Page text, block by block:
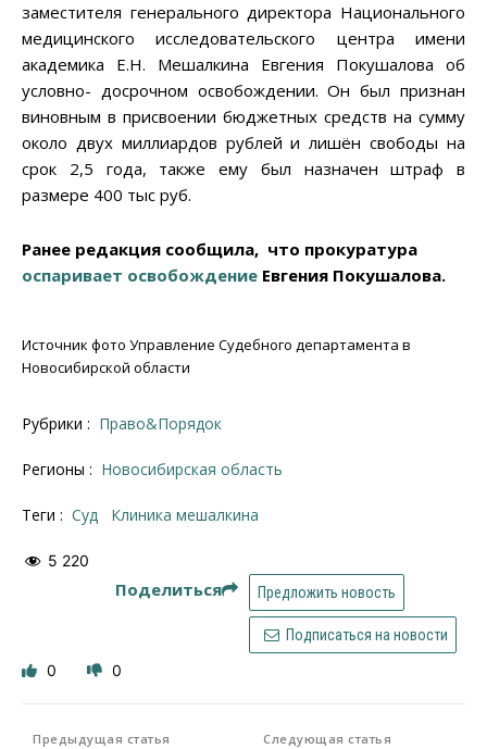
заместителя генерального директора Национального
медицинского исследовательского центра имени
академика Е.Н. Мешалкина Евгения Покушалова об
условно- досрочном освобождении. Он был признан
виновным в присвоении бюджетных средств на сумму
около двух миллиардов рублей и лишён свободы на
срок 2,5 года, также ему был назначен штраф в
размере 400 тыс руб.
Ранее редакция сообщила, что прокуратура
оспаривает освобождение Евгения Покушалова.
Источник фото Управление Судебного департамента в
Новосибирской области
Рубрики : Право&Порядок
Регионы : Новосибирская область
Теги : суд клиника мешалкина
5 220
Поделиться Предложить новость
Подписаться на новости
0 0
Предыдущая статья Следующая статья